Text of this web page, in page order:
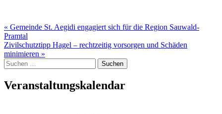
Beitragsnavigation
« Gemeinde St. Aegidi engagiert sich für die Region Sauwald-
Pramtal
Zivilschutztipp Hagel – rechtzeitig vorsorgen und Schäden
minimieren »
Suche
nach:
Veranstaltungskalendar